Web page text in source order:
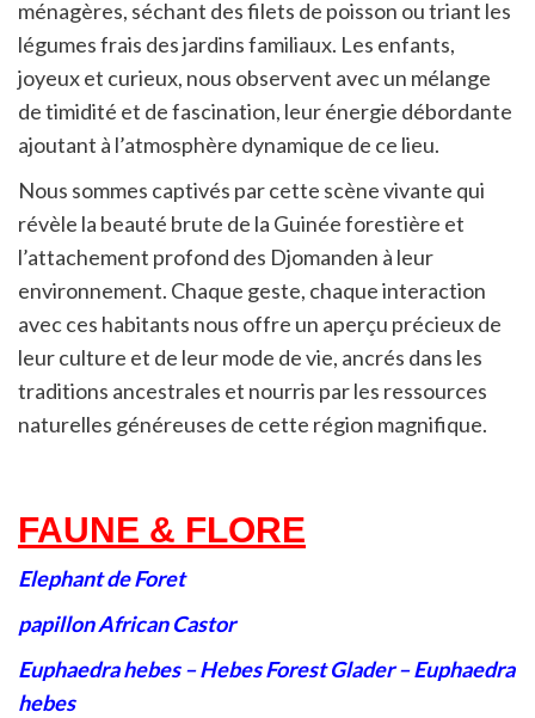
ménagères, séchant des filets de poisson ou triant les
légumes frais des jardins familiaux. Les enfants,
joyeux et curieux, nous observent avec un mélange
de timidité et de fascination, leur énergie débordante
ajoutant à l’atmosphère dynamique de ce lieu.
Nous sommes captivés par cette scène vivante qui
révèle la beauté brute de la Guinée forestière et
l’attachement profond des Djomanden à leur
environnement. Chaque geste, chaque interaction
avec ces habitants nous offre un aperçu précieux de
leur culture et de leur mode de vie, ancrés dans les
traditions ancestrales et nourris par les ressources
naturelles généreuses de cette région magnifique.
FAUNE & FLORE
Elephant de Foret
papillon African Castor
Euphaedra hebes – Hebes Forest Glader – Euphaedra
hebes